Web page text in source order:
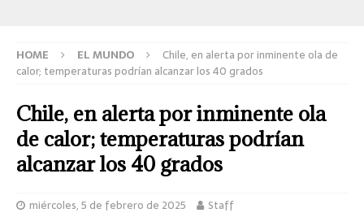
HOME EL MUNDO
Chile, en alerta por inminente ola de
calor; temperaturas podrían alcanzar los 40 grados
Chile, en alerta por inminente ola
de calor; temperaturas podrían
alcanzar los 40 grados
miércoles, 5 de febrero de 2025 Staff